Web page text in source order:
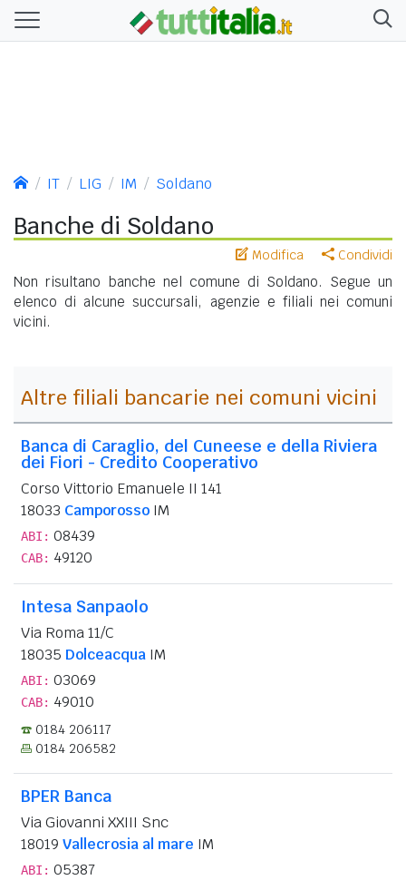
IT LIG IM Soldano
Banche di Soldano
Modifica Condividi
Non risultano banche nel comune di Soldano. Segue un
elenco di alcune succursali, agenzie e filiali nei comuni
vicini.
Altre filiali bancarie nei comuni vicini
Banca di Caraglio, del Cuneese e della Riviera
dei Fiori - Credito Cooperativo
Corso Vittorio Emanuele II 141
18033 Camporosso IM
ABI: 08439
CAB: 49120
Intesa Sanpaolo
Via Roma 11/C
18035 Dolceacqua IM
ABI: 03069
CAB: 49010
0184 206117
0184 206582
BPER Banca
Via Giovanni XXIII Snc
18019 Vallecrosia al mare IM
ABI: 05387